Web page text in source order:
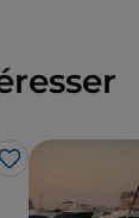
J’aime